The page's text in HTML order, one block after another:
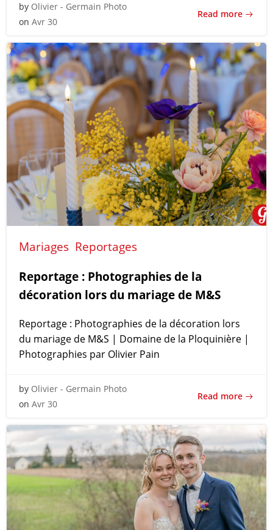
by Olivier - Germain Photo
on Avr 30
Read more
Mariages Reportages
Reportage : Photographies de la
décoration lors du mariage de M&S
Reportage : Photographies de la décoration lors
du mariage de M&S | Domaine de la Ploquinière |
Photographies par Olivier Pain
by Olivier - Germain Photo
on Avr 30
Read more